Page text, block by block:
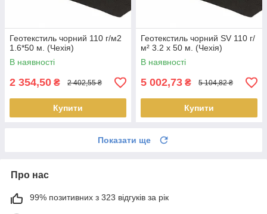
Геотекстиль чорний 110 г/м2
1.6*50 м. (Чехія)
В наявності
2 354,50 ₴ 2 402,55 ₴
Купити
Геотекстиль чорний SV 110 г/
м² 3.2 x 50 м. (Чехія)
В наявності
5 002,73 ₴ 5 104,82 ₴
Купити
Показати ще
Про нас
99% позитивних з 323 відгуків за рік